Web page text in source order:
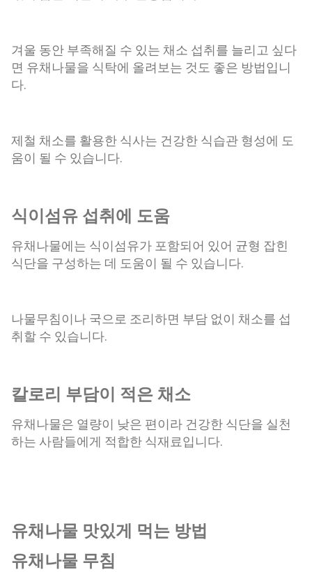
겨울 동안 부족해질 수 있는 채소 섭취를 늘리고 싶다
면 유채나물을 식탁에 올려보는 것도 좋은 방법입니
다.
제철 채소를 활용한 식사는 건강한 식습관 형성에 도
움이 될 수 있습니다.
식이섬유 섭취에 도움
유채나물에는 식이섬유가 포함되어 있어 균형 잡힌
식단을 구성하는 데 도움이 될 수 있습니다.
나물무침이나 국으로 조리하면 부담 없이 채소를 섭
취할 수 있습니다.
칼로리 부담이 적은 채소
유채나물은 열량이 낮은 편이라 건강한 식단을 실천
하는 사람들에게 적합한 식재료입니다.
유채나물 맛있게 먹는 방법
유채나물 무침